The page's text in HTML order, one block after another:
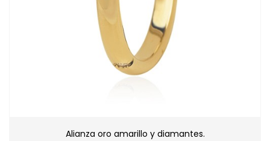
Alianza oro amarillo y diamantes.